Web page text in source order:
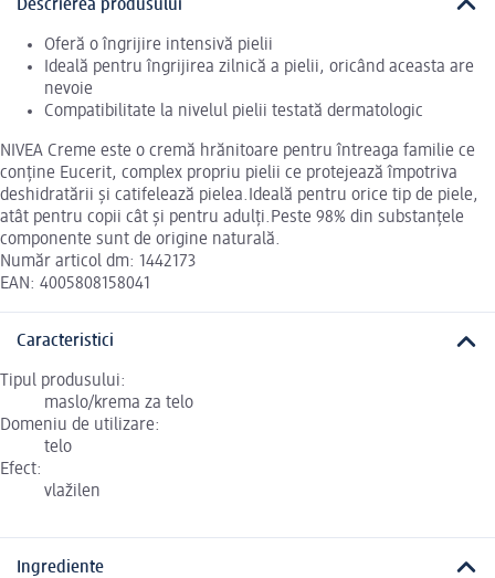
Descrierea produsului
Oferă o îngrijire intensivă pielii
Ideală pentru îngrijirea zilnică a pielii, oricând aceasta are
nevoie
Compatibilitate la nivelul pielii testată dermatologic
NIVEA Creme este o cremă hrănitoare pentru întreaga familie ce
conţine Eucerit, complex propriu pielii ce protejează împotriva
deshidratării şi catifelează pielea.Ideală pentru orice tip de piele,
atât pentru copii cât și pentru adulți.Peste 98% din substanțele
componente sunt de origine naturală.
Număr articol dm: 1442173
EAN: 4005808158041
Caracteristici
Tipul produsului:
maslo/krema za telo
Domeniu de utilizare:
telo
Efect:
vlažilen
Ingrediente